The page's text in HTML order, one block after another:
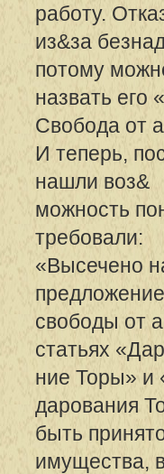
работу.
из&за
потому
назвать его
Свобода от
И теперь,
нашли воз&
можность
требовали:
«Высечено
свободы от
статьях
ние Торы» и
дарования
быть
имущества,